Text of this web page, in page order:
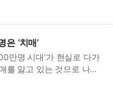
‘치매’
만명 시대’가 현실로 다가
를 앓고 있는 것으로 나타